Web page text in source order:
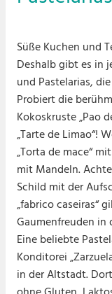
Süße Kuchen und
Deshalb gibt es in
und Pastelarias,
Probiert die
Kokoskruste „Pao
„Tarte de Limao“!
„Torta de mace“
mit Mandeln.
Schild mit der
„fabrico caseiras“
Gaumenfreuden in
Eine beliebte
Konditorei
in der Altstadt.